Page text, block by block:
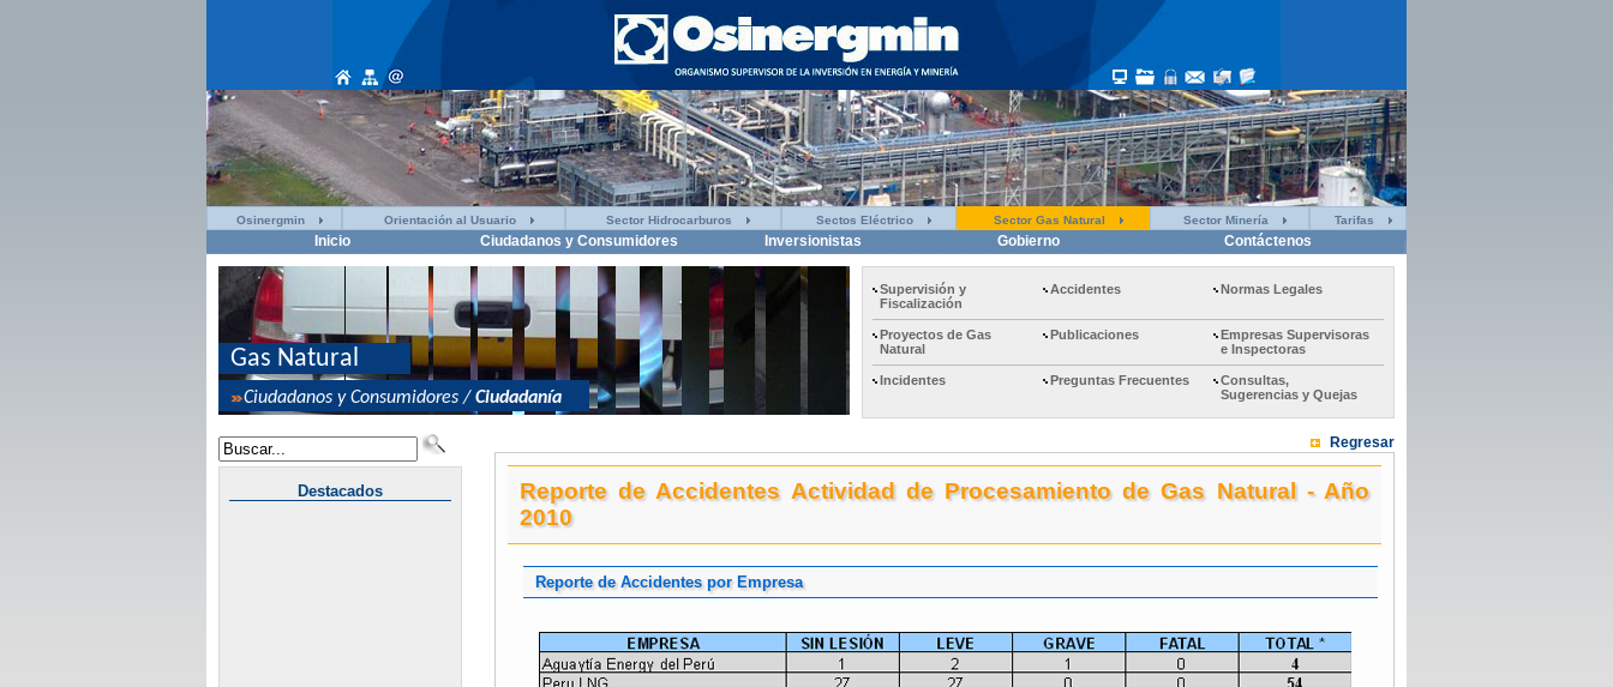
Osinergmin Orientación al Usuario Sector Hidrocarburos Sectos Eléctrico Sector Gas Natural Sector Minería Tarifas
Inicio Ciudadanos y Consumidores Inversionistas Gobierno Contáctenos
Supervisión y
Fiscalización
Accidentes Normas Legales
Proyectos de Gas
Natural
Publicaciones
Empresas Supervisoras
e Inspectoras
Incidentes Preguntas Frecuentes
Consultas,
Sugerencias y Quejas